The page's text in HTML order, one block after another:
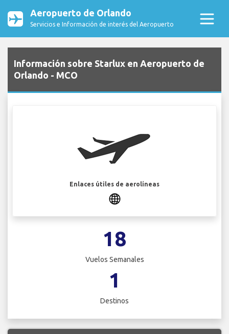
Aeropuerto de Orlando
Servicios e Información de interés del Aeropuerto
Información sobre Starlux en Aeropuerto de
Orlando - MCO
Enlaces útiles de aerolíneas
18
Vuelos Semanales
1
Destinos